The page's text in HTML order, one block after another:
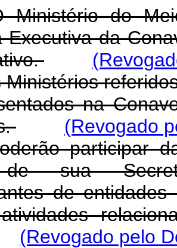
Ministério do
Executiva da
Ministérios
na
(Revogado
participar
sua
de
(Revogado pelo